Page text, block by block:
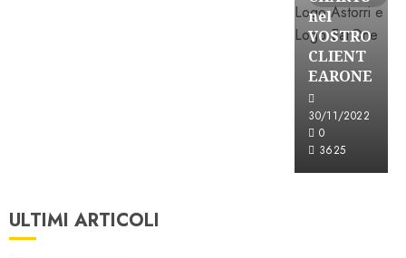
nel
VOSTRO
CLIENT
EARONE
30/11/2022
0
3625
ULTIMI ARTICOLI